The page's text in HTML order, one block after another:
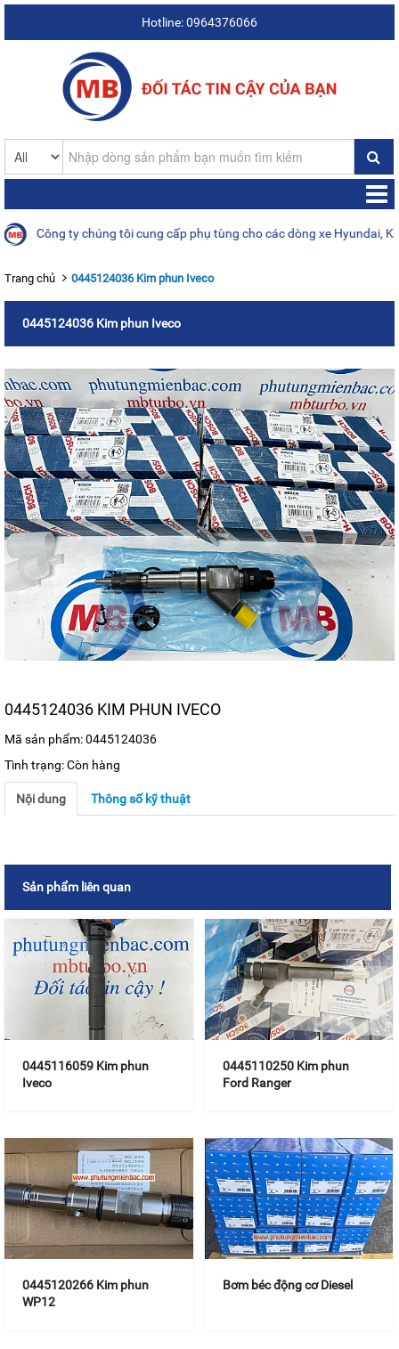
Hotline: 0964376066
Công ty chúng tôi cung cấp phụ tùng cho các dòng xe Hyundai, Kia,
Trang chủ 0445124036 Kim phun Iveco
0445124036 Kim phun Iveco
0445124036 KIM PHUN IVECO
Mã sản phẩm: 0445124036
Tình trạng: Còn hàng
Nội dung Thông số kỹ thuật
Sản phẩm liên quan
0445116059 Kim phun
Iveco
0445110250 Kim phun
Ford Ranger
0445120266 Kim phun
WP12
Bơm béc động cơ Diesel